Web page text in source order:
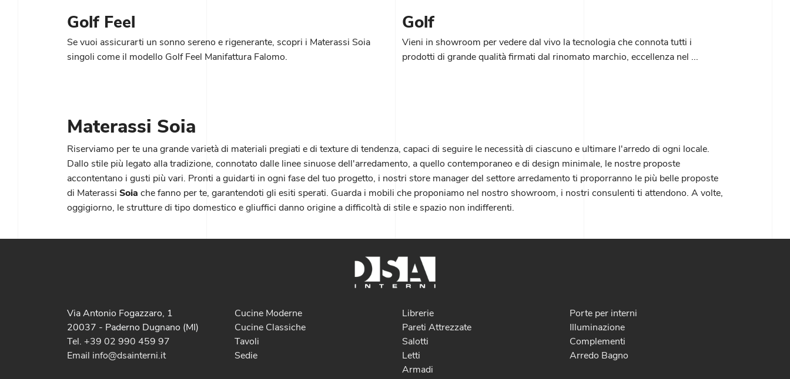
Golf Feel
Se vuoi assicurarti un sonno sereno e rigenerante, scopri i Materassi Soia
singoli come il modello Golf Feel Manifattura Falomo.
Golf
Vieni in showroom per vedere dal vivo la tecnologia che connota tutti i
prodotti di grande qualità firmati dal rinomato marchio, eccellenza nel ...
Materassi Soia
Riserviamo per te una grande varietà di materiali pregiati e di texture di tendenza, capaci di seguire le necessità di ciascuno e ultimare l'arredo di ogni locale.
Dallo stile più legato alla tradizione, connotato dalle linee sinuose dell'arredamento, a quello contemporaneo e di design minimale, le nostre proposte
accontentano i gusti più vari. Pronti a guidarti in ogni fase del tuo progetto, i nostri store manager del settore arredamento ti proporranno le più belle proposte
di Materassi Soia che fanno per te, garantendoti gli esiti sperati. Guarda i mobili che proponiamo nel nostro showroom, i nostri consulenti ti attendono. A volte,
oggigiorno, le strutture di tipo domestico e gliuffici danno origine a difficoltà di stile e spazio non indifferenti.
Via Antonio Fogazzaro, 1
20037 - Paderno Dugnano (MI)
Tel. +39 02 990 459 97
Email info@dsainterni.it
Cucine Moderne
Cucine Classiche
Tavoli
Sedie
Librerie
Pareti Attrezzate
Salotti
Letti
Armadi
Porte per interni
Illuminazione
Complementi
Arredo Bagno